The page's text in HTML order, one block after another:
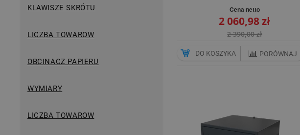
KLAWISZE SKRÓTU
LICZBA TOWAROW
OBCINACZ PAPIERU
WYMIARY
LICZBA TOWAROW
Cena netto
2 060,98 zł
2 390,00 zł
DO KOSZYKA PORÓWNAJ